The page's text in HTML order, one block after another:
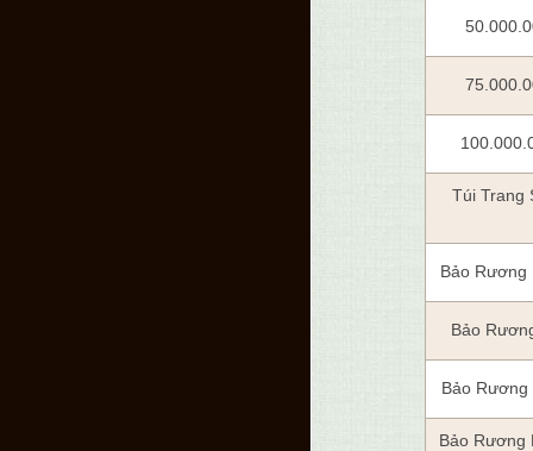
Túi Trang
Bảo Rương
Bảo
Bảo
Bảo Rương